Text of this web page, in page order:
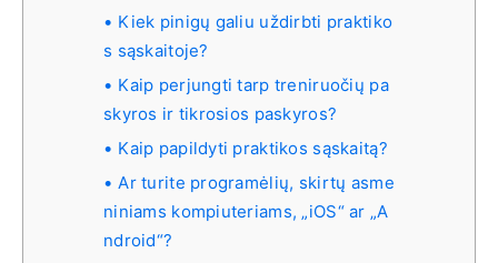
Kiek pinigų galiu uždirbti praktiko
s sąskaitoje?
Kaip perjungti tarp treniruočių pa
skyros ir tikrosios paskyros?
Kaip papildyti praktikos sąskaitą?
Ar turite programėlių, skirtų asme
niniams kompiuteriams, „iOS“ ar „A
ndroid“?